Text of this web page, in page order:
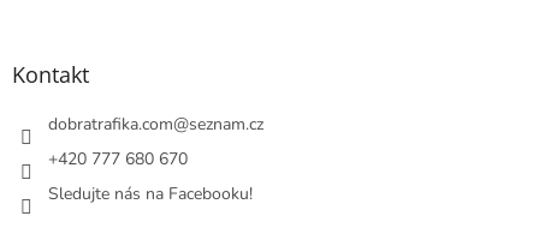
Kontakt
dobratrafika.com@seznam.cz
+420 777 680 670
Sledujte nás na Facebooku!